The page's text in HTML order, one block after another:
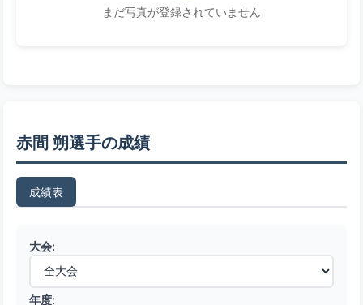
まだ写真が登録されていません
赤間 朔選手の成績
成績表
大会:
年度: